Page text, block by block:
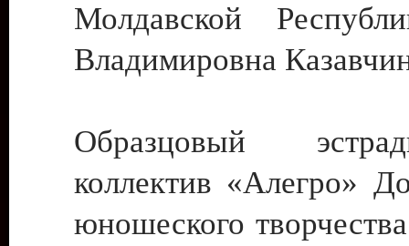
Молдавской
Владимировна
Образцовый
коллектив «Алегро»
юношеского